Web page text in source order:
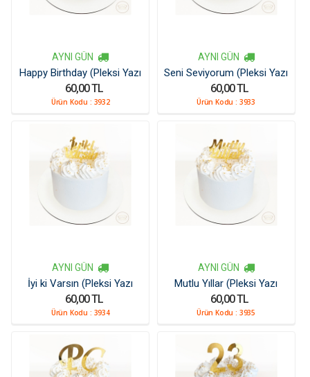
AYNI GÜN
Happy Birthday (Pleksi Yazı
Kücük)
60,00 TL
Ürün Kodu : 3932
AYNI GÜN
Seni Seviyorum (Pleksi Yazı
Kücük)
60,00 TL
Ürün Kodu : 3933
AYNI GÜN
İyi ki Varsın (Pleksi Yazı
Kücük)
60,00 TL
Ürün Kodu : 3934
AYNI GÜN
Mutlu Yıllar (Pleksi Yazı
Kücük)
60,00 TL
Ürün Kodu : 3935